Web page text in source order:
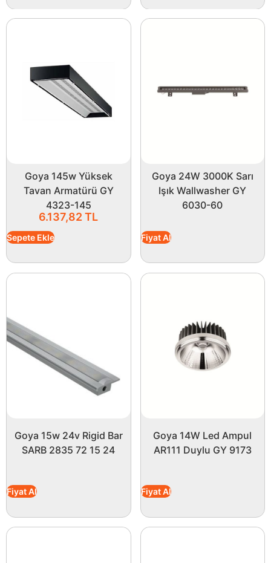
Goya 145w Yüksek
Tavan Armatürü GY
4323-145
6.137,82TL
Sepete Ekle
Goya 24W 3000K Sarı
Işık Wallwasher GY
6030-60
Fiyat Al
Goya 15w 24v Rigid Bar
SARB 2835 72 15 24
Fiyat Al
Goya 14W Led Ampul
AR111 Duylu GY 9173
Fiyat Al